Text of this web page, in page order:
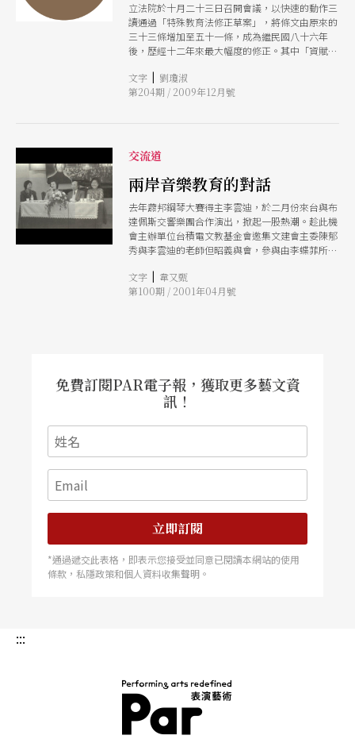
美學、愛與關懷的「紙風車319鄉村兒童藝術工
程」，經過了五年在台灣各鄉鎮的奔走，終於在今
年底即將達成計畫，圓滿地畫下句點。 從2006年
的聖誕節前夕啟動，由世界首創專為兒童而辦的
「紙風車319鄉村兒童藝術工程」是一個完全由民
間發起、募款而成的表演活動，目的在讓每個孩子
接觸藝術、享受藝術、病感受到藝術的創意與美
笑和感動，也將進入倒數計時的階段。最後四場的
台北，最後是12月3日在新北市萬里鄉的演出。期
功的喜悅。（李秋玫） 2011臺北詩歌節「詩的小
宇宙」 多項展演11月底登場 臺北詩歌節今年的主
題為「小宇宙」，將市民的文化生活繪為一張詩的
星圖，包含歷史、地域、美學、族群、性別的向
度，融合不同感官層次，以不同形式展演。活動以
長達七小時的詩歌接力賽「為
立法院於十月二十三日召開會議，以快速的動作三
讀通過「特殊教育法修正草案」，將條文由原來的
三十三條增加至五十一條，成為繼民國八十六年
後，歷經十二年來最大幅度的修正。其中「資賦優
階段：採分散式資源班、巡迴輔導班、特殊教育方
案辦理。」對藝術教育衝擊最大，未來不只國中、
而傾向升學之實。然而同時也引起許多學生家長以
及教師們的反彈，認為細則尚未底定即草率通過法
案，造成全國藝術才能的教育政策大地震，並終結
了台灣三十年的音樂班教育。藝術教育有其特殊
性，國內的藝術學校專才培育無法與國外相提並
論，恢復常態編班是否將使得資賦優異學生分散，
造成排課、授課與學習皆產生困難，恐怕導致藝術
的發展不進反退？
文字 | 劉瓊淑
第204期 / 2009年12月號
交流道
兩岸音樂教育的對話
去年蕭邦鋼琴大賽得主李雲迪，於二月份來台與布
達佩斯交響樂團合作演出，掀起一股熱潮。趁此機
會主辦單位台積電文教基金會邀集文建會主委陳郁
秀與李雲迪的老師但昭義與會，參與由李蝶菲所主
當天座談會的主要内容。
文字 | 韋又甄
第100期 / 2001年04月號
免費訂閱PAR電子報，獲取更多藝文資
訊！
立即訂閱
*通過遞交此表格，即表示您接受並同意已閱讀本網站的使用
條款，私隱政策和個人資料收集聲明。
:::